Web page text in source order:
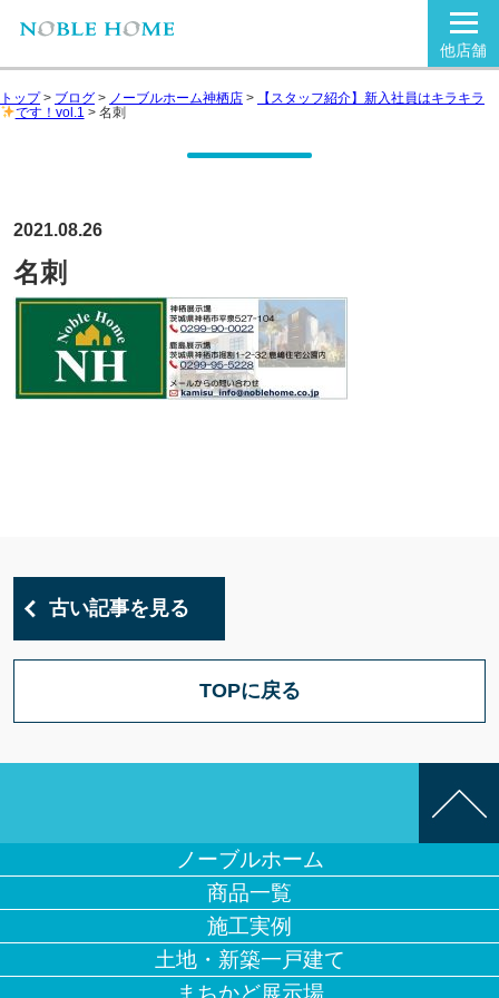
他店舗
トップ> ブログ > ノーブルホーム神栖店 >
【スタッフ紹介】新入社員はキラキラ
です！vol.1 > 名刺
2021.08.26
名刺
古い記事を見る
TOPに戻る
ノーブルホーム
商品一覧
施工実例
土地・新築一戸建て
まちかど展示場